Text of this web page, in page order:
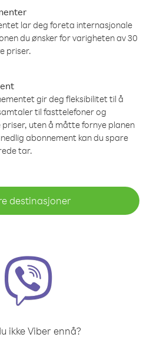
lar deg foreta internasjonale
du ønsker for varigheten av 30
priser.
gir deg fleksibilitet til å
til fasttelefoner og
uten å måtte fornye planen
abonnement kan du spare
tar.
destinasjoner
ikke Viber ennå?